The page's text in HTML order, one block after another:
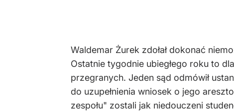
Waldemar Żurek zdołał dokonać
Ostatnie tygodnie ubiegłego roku to
przegranych. Jeden sąd odmówił
do uzupełnienia wniosek o jego
zespołu" zostali jak niedouczeni